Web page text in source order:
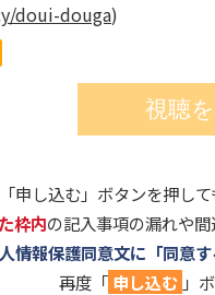
doui-douga)
「申し込む」ボタンを押し
枠内の記入事項の漏れや
情報保護同意文に「同意
再度「 申し込む 」